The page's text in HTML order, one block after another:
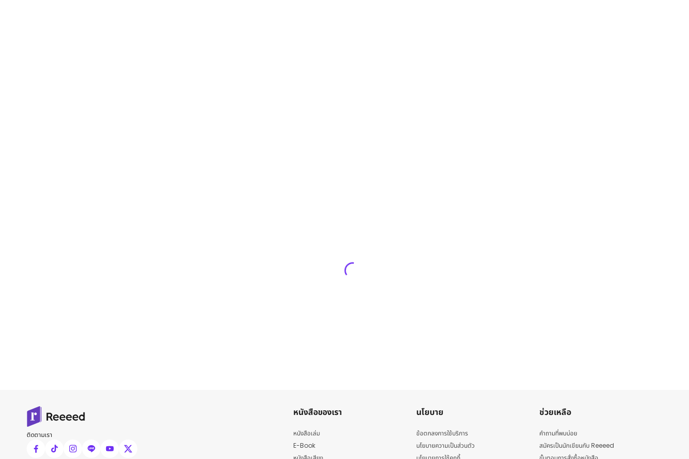
ติดตามเรา
หนังสือของเรา
หนังสือเล่ม
E-Book
นโยบาย
ข้อตกลงการใช้บริการ
นโยบายความเป็นส่วนตัว
ช่วยเหลือ
คำถามที่พบบ่อย
สมัครเป็นนักเขียนกับ Reeeed